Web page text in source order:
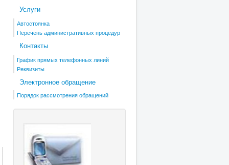
Услуги
Автостоянка
Перечень административных процедур
Контакты
График прямых телефонных линий
Реквизиты
Электронное обращение
Порядок рассмотрения обращений